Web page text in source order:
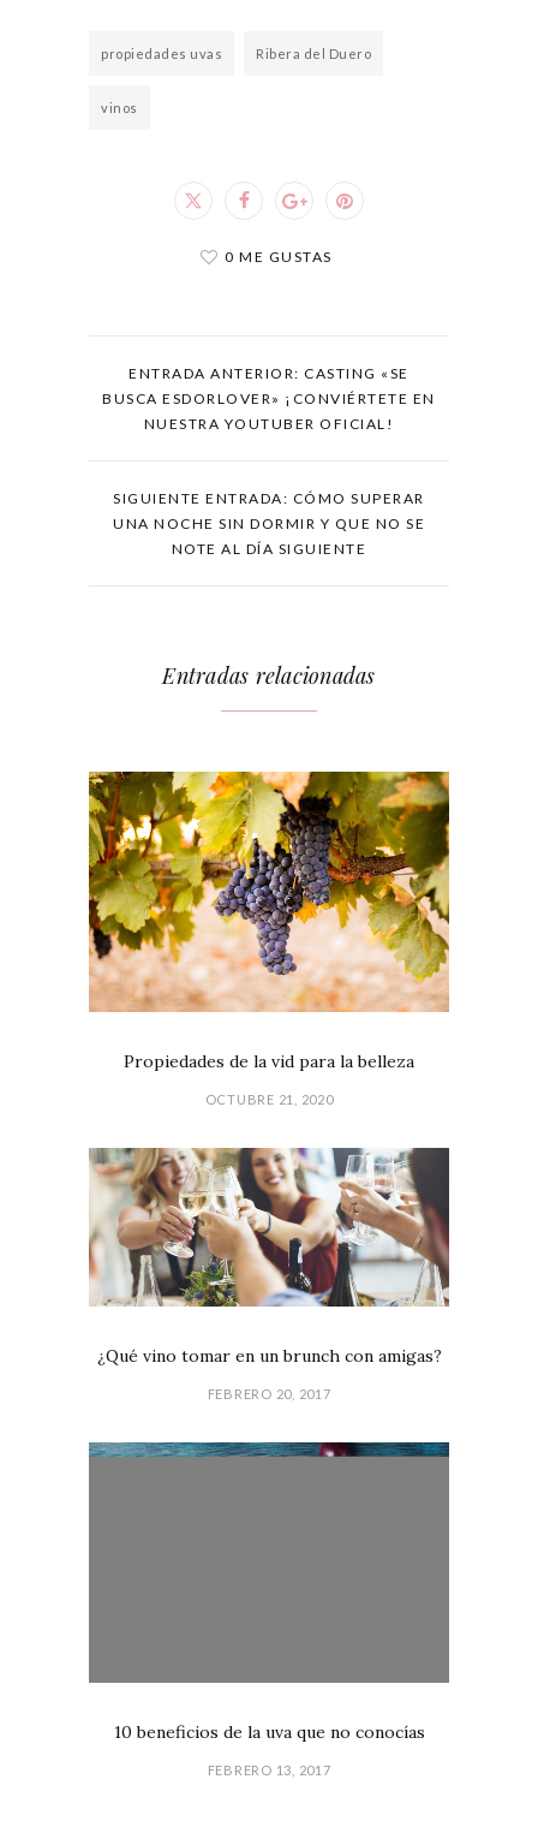
propiedades uvas Ribera del Duero
vinos
0 ME GUSTAS
ENTRADA ANTERIOR: CASTING «SE
BUSCA ESDORLOVER» ¡CONVIÉRTETE EN
NUESTRA YOUTUBER OFICIAL!
SIGUIENTE ENTRADA: CÓMO SUPERAR
UNA NOCHE SIN DORMIR Y QUE NO SE
NOTE AL DÍA SIGUIENTE
Entradas relacionadas
Propiedades de la vid para la belleza
OCTUBRE 21, 2020
¿Qué vino tomar en un brunch con amigas?
FEBRERO 20, 2017
10 beneficios de la uva que no conocías
FEBRERO 13, 2017